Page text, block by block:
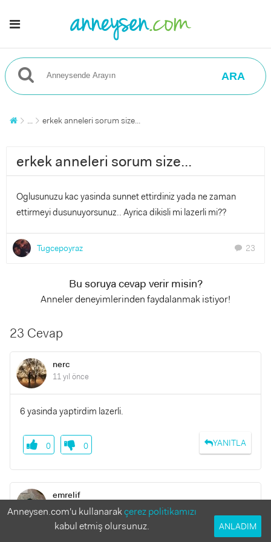
ARA
... erkek anneleri sorum size...
erkek anneleri sorum size...
Oglusunuzu kac yasinda sunnet ettirdiniz yada ne zaman
ettirmeyi dusunuyorsunuz.. Ayrica dikisli mi lazerli mi??
Tugcepoyraz chat 23
Bu soruya cevap verir misin?
Anneler deneyimlerinden faydalanmak istiyor!
23 Cevap
nerc
11 yıl önce
6 yasinda yaptirdim lazerli.
YANITLA
0 0
emrelif
11 yıl önce
Anneysen.com'u kullanarakçerez politikamızı
kabul etmiş olursunuz.
ANLADIM